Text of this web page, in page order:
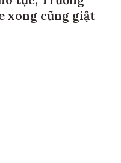
xong cũng giật